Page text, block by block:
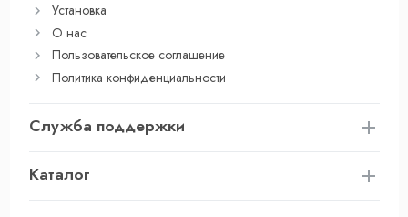
Установка
О нас
Пользовательское соглашение
Политика конфиденциальности
Служба поддержки
Каталог